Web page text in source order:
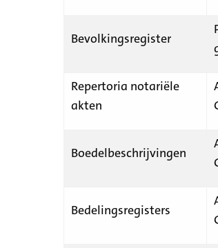
Bevolkingsregister
Repertoria notariële
akten
Boedelbeschrijvingen
Bedelingsregisters